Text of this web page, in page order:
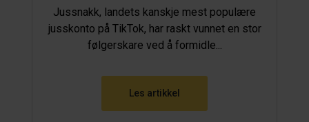
Jussnakk, landets kanskje mest populære
jusskonto på TikTok, har raskt vunnet en stor
følgerskare ved å formidle...
Les artikkel